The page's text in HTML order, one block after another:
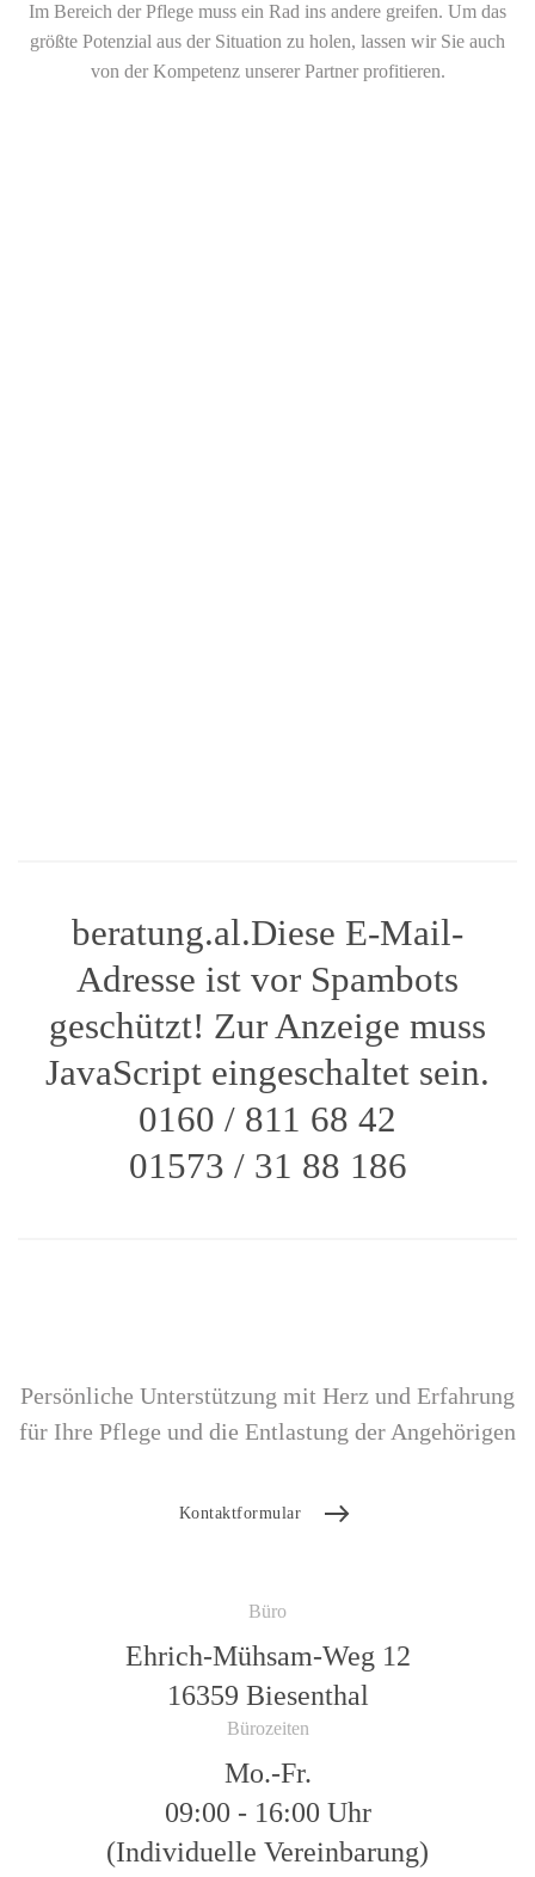
Im Bereich der Pflege muss ein Rad ins andere greifen. Um das
größte Potenzial aus der Situation zu holen, lassen wir Sie auch
von der Kompetenz unserer Partner profitieren.
beratung.al.­Diese E-Mail-
Adresse ist vor Spambots
geschützt! Zur Anzeige muss
JavaScript eingeschaltet sein.
0160 / 811 68 42
01573 / 31 88 186
Persönliche Unterstützung mit Herz und Erfahrung
für Ihre Pflege und die Entlastung der Angehörigen
Kontaktformular
Büro
Ehrich-Mühsam-Weg 12
16359 Biesenthal
Bürozeiten
Mo.-Fr.
09:00 - 16:00 Uhr
(Individuelle Vereinbarung)